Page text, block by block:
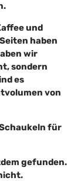
und
haben
wir
sondern
es
von
für
gefunden.